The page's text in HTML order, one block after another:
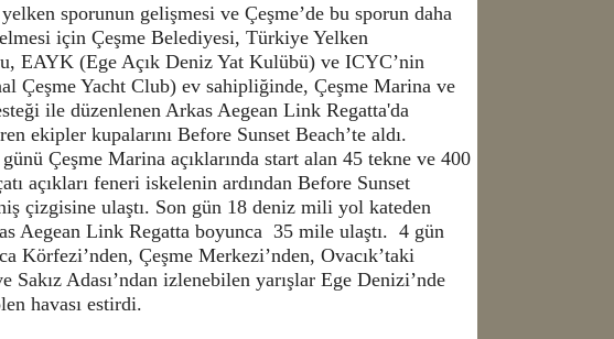
sporunun gelişmesi ve Çeşme’de bu sporun daha
için Çeşme Belediyesi, Türkiye Yelken
EAYK (Ege Açık Deniz Yat Kulübü) ve ICYC’nin
Çeşme Yacht Club) ev sahipliğinde, Çeşme Marina ve
ile düzenlenen Arkas Aegean Link Regatta'da
ekipler kupalarını Before Sunset Beach’te aldı.
Çeşme Marina açıklarında start alan 45 tekne ve 400
açıkları feneri iskelenin ardından Before Sunset
çizgisine ulaştı. Son gün 18 deniz mili yol kateden
Aegean Link Regatta boyunca 35 mile ulaştı. 4 gün
Körfezi’nden, Çeşme Merkezi’nden, Ovacık’taki
Sakız Adası’ndan izlenebilen yarışlar Ege Denizi’nde
havası estirdi.